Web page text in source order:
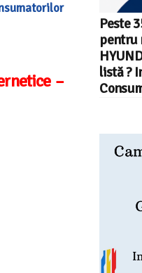
–
Peste
pentru
listă ?